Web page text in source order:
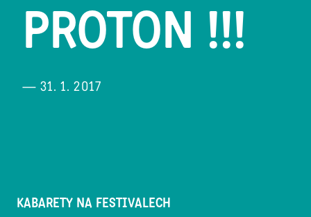
PROTON !!!
— 31. 1. 2017
KABARETY NA FESTIVALECH